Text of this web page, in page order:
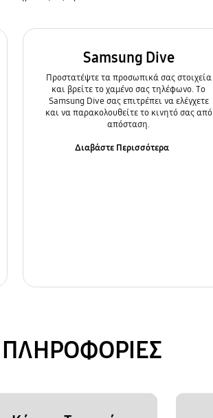
Samsung Dive
Προστατέψτε τα προσωπικά σας στοιχεία
και βρείτε το χαμένο σας τηλέφωνο. Το
Samsung Dive σας επιτρέπει να ελέγχετε
και να παρακολουθείτε το κινητό σας από
απόσταση.
Διαβάστε Περισσότερα